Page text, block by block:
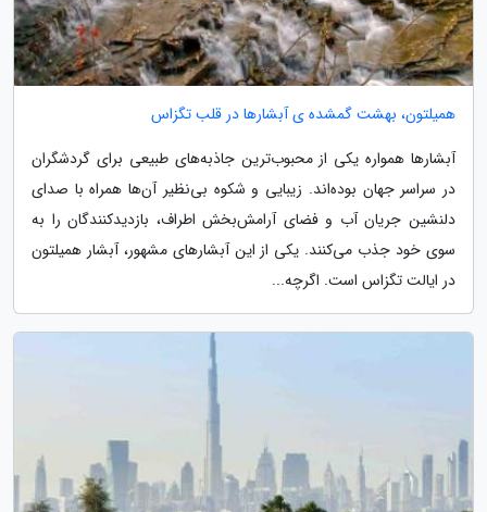
همیلتون، بهشت گمشده ی آبشارها در قلب تگزاس
آبشارها همواره یکی از محبوب‌ترین جاذبه‌های طبیعی برای گردشگران
در سراسر جهان بوده‌اند. زیبایی و شکوه بی‌نظیر آن‌ها همراه با صدای
دلنشین جریان آب و فضای آرامش‌بخش اطراف، بازدیدکنندگان را به
سوی خود جذب می‌کنند. یکی از این آبشارهای مشهور، آبشار همیلتون
در ایالت تگزاس است. اگرچه...